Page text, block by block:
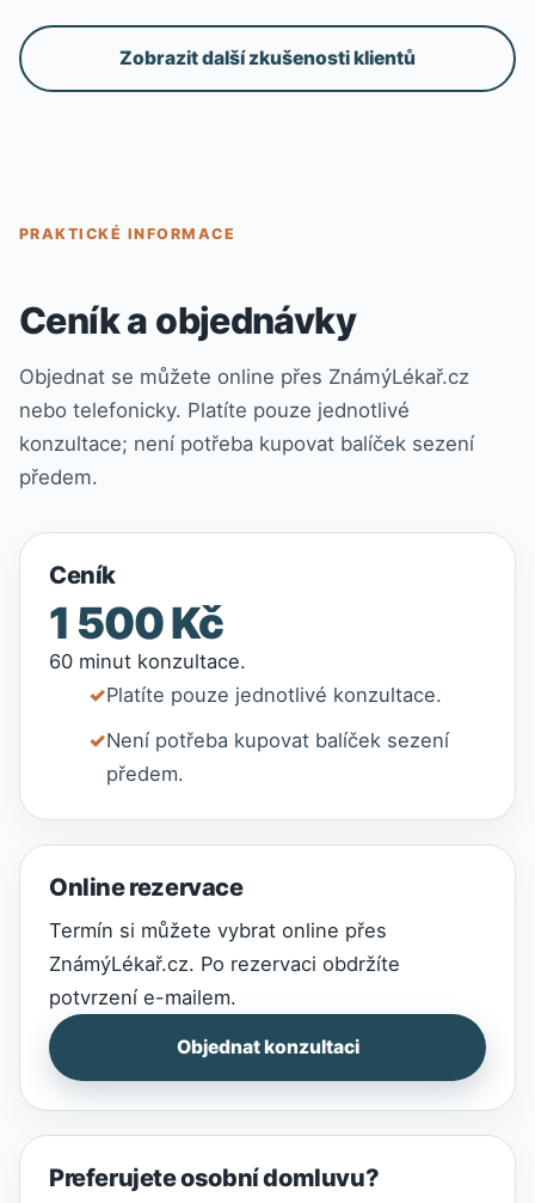
mě dřív děsili zvládám – už se jich tolik
nebojím, jen je třeba ověřit na vlastní kůži, že
se práce povedla a v mém případě vycestovat
Zobrazit další zkušenosti klientů
PRAKTICKÉ INFORMACE
Ceník a objednávky
Objednat se můžete online přes ZnámýLékař.cz
nebo telefonicky. Platíte pouze jednotlivé
konzultace; není potřeba kupovat balíček sezení
předem.
Ceník
1 500 Kč
60 minut konzultace.
Platíte pouze jednotlivé konzultace.
Není potřeba kupovat balíček sezení
předem.
Online rezervace
Termín si můžete vybrat online přes
ZnámýLékař.cz. Po rezervaci obdržíte
potvrzení e-mailem.
Objednat konzultaci
Preferujete osobní domluvu?